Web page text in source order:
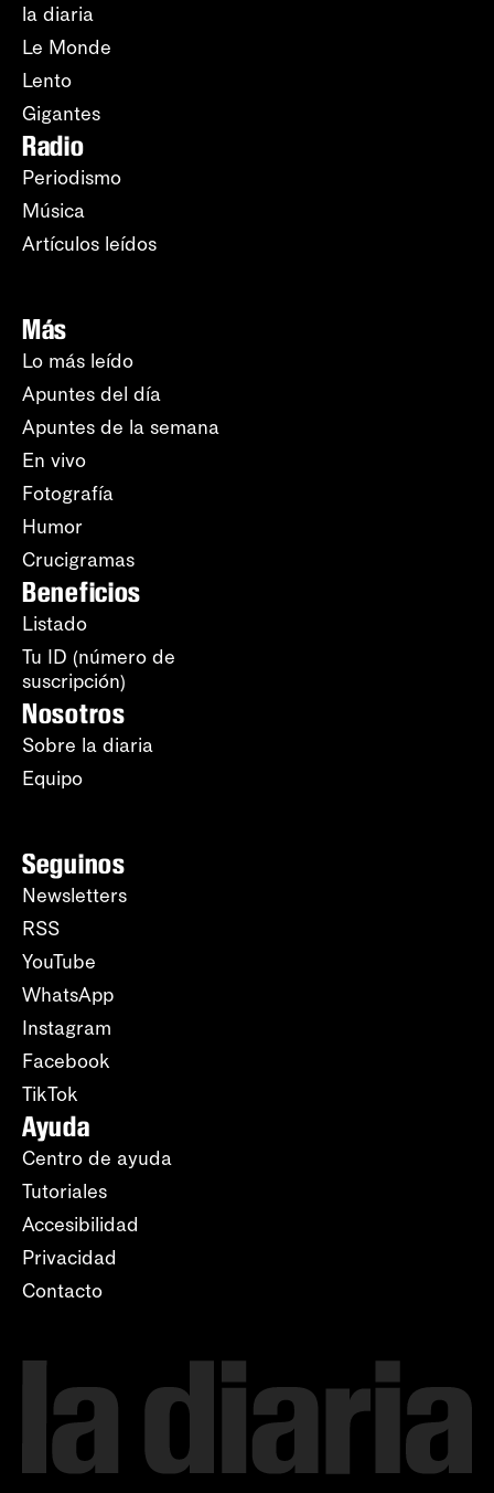
la diaria
Le Monde
Lento
Gigantes
Radio
Periodismo
Música
Artículos leídos
Más
Lo más leído
Apuntes del día
Apuntes de la semana
En vivo
Fotografía
Humor
Crucigramas
Beneficios
Listado
Tu ID (número de
suscripción)
Nosotros
Sobre la diaria
Equipo
Seguinos
Newsletters
RSS
YouTube
WhatsApp
Instagram
Facebook
TikTok
Ayuda
Centro de ayuda
Tutoriales
Accesibilidad
Privacidad
Contacto